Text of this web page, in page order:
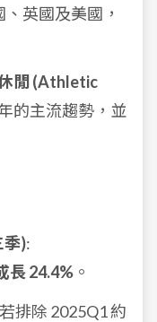
英國及美國，
閒 (Athletic
的主流趨勢，並
季):
長 24.4% 。
排除 2025Q1 約